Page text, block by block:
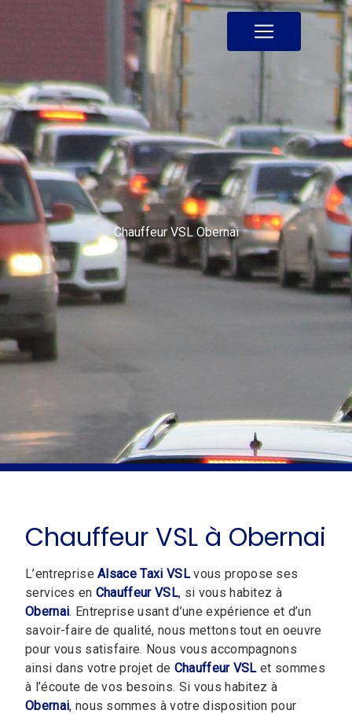
Chauffeur VSL Obernai
Chauffeur VSL à Obernai
L’entrepriseAlsace Taxi VSLvous propose ses
services en Chauffeur VSL, si vous habitez à
Obernai. Entreprise usant d’une expérience et d’un
savoir-faire de qualité, nous mettons tout en oeuvre
pour vous satisfaire. Nous vous accompagnons
ainsi dans votre projet de Chauffeur VSLet sommes
à l’écoute de vos besoins. Si vous habitez à
Obernai, nous sommes à votre disposition pour
Panneau de gestion des cookies